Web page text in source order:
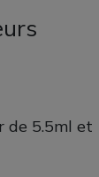
de 5.5ml et